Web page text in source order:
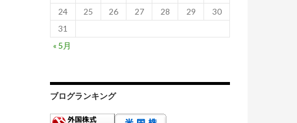
24
25 26 27 28 29
30
31
« 5月
ブログランキング